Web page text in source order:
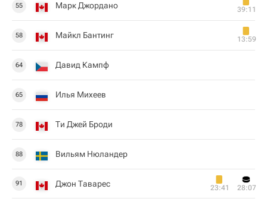
55 Марк Джордано 39:11
58 Майкл Бантинг 13:59
64 Давид Кампф
65 Илья Михеев
78 Ти Джей Броди
88 Вильям Нюландер
91 Джон Таварес 23:41 28:07